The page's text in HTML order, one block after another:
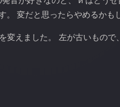
。 変だと思ったらやめるかも
変えました。 左が古いもので